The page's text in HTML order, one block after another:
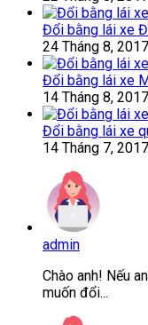
Đổi bằng lái xe
24 Tháng 8, 2017
Đổi bằng lái xe
14 Tháng 8, 2017
Đổi bằng lái xe
14 Tháng 7, 2017
admin
Chào anh! Nếu
muốn đổi...